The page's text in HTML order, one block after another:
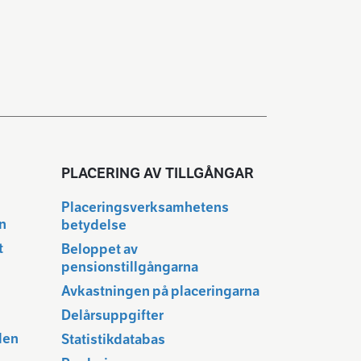
PLACERING AV TILLGÅNGAR
Placeringsverksamhetens
betydelse
Beloppet av
pensionstillgångarna
Avkastningen på placeringarna
Delårsuppgifter
Statistikdatabas